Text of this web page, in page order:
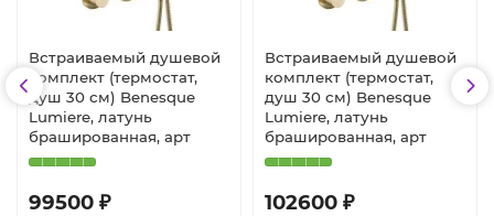
Встраиваемый душевой
комплект (термостат,
душ 30 см) Benesque
Lumiere, латунь
брашированная, арт
99500 ₽
Встраиваемый душевой
комплект (термостат,
душ 30 см) Benesque
Lumiere, латунь
брашированная, арт
102600 ₽